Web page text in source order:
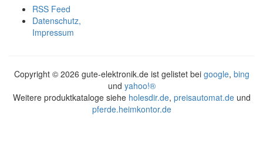
RSS Feed
Datenschutz,
Impressum
Copyright © 2026 gute-elektronik.de ist gelistet bei google, bing
und yahoo!®
Weitere produktkataloge siehe holesdir.de, preisautomat.deund
pferde.heimkontor.de